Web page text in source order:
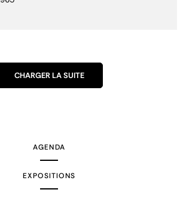
CHARGER LA SUITE
AGENDA
EXPOSITIONS